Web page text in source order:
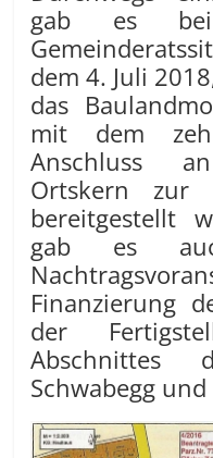
gab es bei
dem 4. Juli
das
mit dem
Anschluss
Ortskern zur
bereitgestellt
gab es
Finanzierung
der
Abschnittes
Schwabegg und